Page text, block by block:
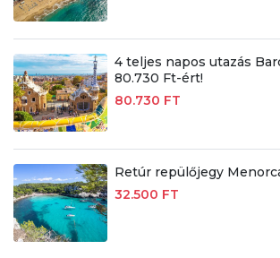
4 teljes napos utazás
80.730 Ft-ért!
80.730 FT
Retúr repülőjegy
32.500 FT